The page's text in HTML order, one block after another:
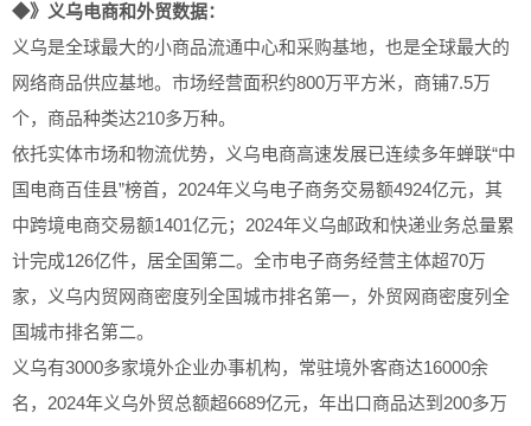
◆》义乌电商和外贸数据：
义乌是全球最大的小商品流通中心和采购基地，也是全球最大的
网络商品供应基地。市场经营面积约800万平方米，商铺7.5万
个，商品种类达210多万种。
依托实体市场和物流优势，义乌电商高速发展已连续多年蝉联“中
国电商百佳县”榜首，2024年义乌电子商务交易额4924亿元，其
中跨境电商交易额1401亿元；2024年义乌邮政和快递业务总量累
计完成126亿件，居全国第二。全市电子商务经营主体超70万
家，义乌内贸网商密度列全国城市排名第一，外贸网商密度列全
国城市排名第二。
义乌有3000多家境外企业办事机构，常驻境外客商达16000余
名，2024年义乌外贸总额超6689亿元，年出口商品达到200多万